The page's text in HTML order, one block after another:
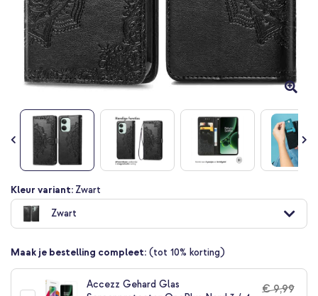
Ga
naar
begin
de
afbeeldingen-
Kleur variant:Zwart
Zwart
Maak je bestelling compleet: (tot 10% korting)
Accezz Gehard Glas
€ 9,99